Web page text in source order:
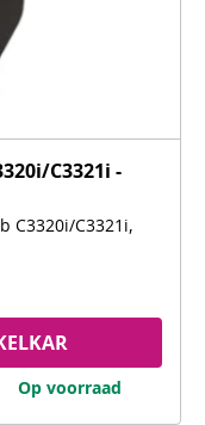
C3321i -
C3320i/C3321i,
Op voorraad